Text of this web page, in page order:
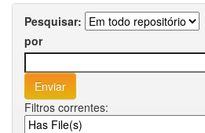
Pesquisar:
por
Filtros correntes: